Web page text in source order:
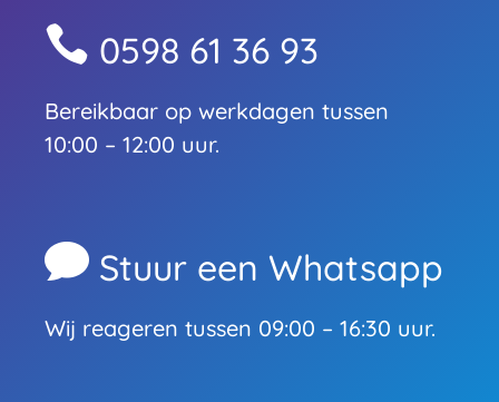
 0598 61 36 93
Bereikbaar op werkdagen tussen
10:00 – 12:00 uur.
 Stuur een Whatsapp
Wij reageren tussen 09:00 – 16:30 uur.